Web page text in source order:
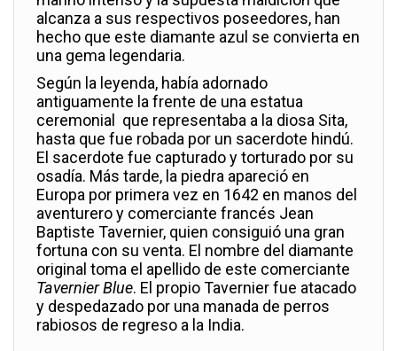
alcanza a sus respectivos poseedores, han
hecho que este diamante azul se convierta en
una gema legendaria.
Según la leyenda, había adornado
antiguamente la frente de una estatua
ceremonial que representaba a la diosa Sita,
hasta que fue robada por un sacerdote hindú.
El sacerdote fue capturado y torturado por su
osadía. Más tarde, la piedra apareció en
Europa por primera vez en 1642 en manos del
aventurero y comerciante francés Jean
Baptiste Tavernier, quien consiguió una gran
fortuna con su venta. El nombre del diamante
original toma el apellido de este comerciante
Tavernier Blue. El propio Tavernier fue atacado
y despedazado por una manada de perros
rabiosos de regreso a la India.